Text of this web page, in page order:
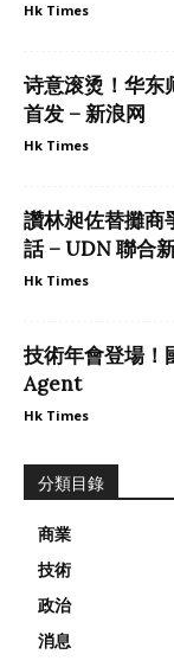
Hk Times
诗意滚烫！华东
首发 – 新浪网
Hk Times
讚林昶佐替攤商
話 – UDN 聯合
Hk Times
技術年會登場！
Agent
Hk Times
分類目錄
商業
技術
政治
消息